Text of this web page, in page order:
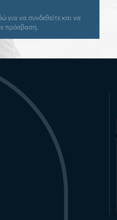
για να συνδεθείτε και να
πρόσβαση.